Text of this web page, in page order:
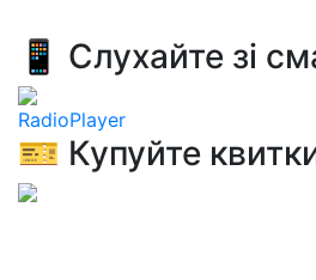
📱 Слухайте зі
RadioPlayer
🎫 Купуйте